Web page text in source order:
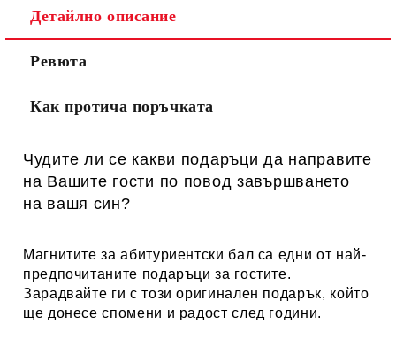
Детайлно описание
Ревюта
Как протича поръчката
Чудите ли се какви подаръци да направите
на Вашите гости по повод завършването
на вашя син?
Магнитите заабитуриентски бал са едни от най-
предпочитаните подаръци за гостите.
Зарадвайте ги с този оригинален подарък, който
ще донесе спомени и радост след години.